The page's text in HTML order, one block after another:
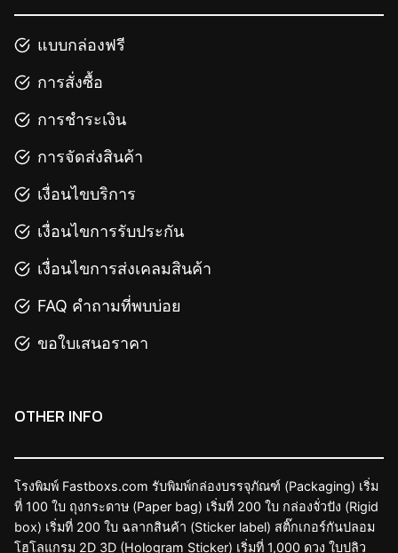
แบบกล่องฟรี
การสั่งซื้อ
การชำระเงิน
การจัดส่งสินค้า
เงื่อนไขบริการ
เงื่อนไขการรับประกัน
เงื่อนไขการส่งเคลมสินค้า
FAQ คำถามที่พบบ่อย
ขอใบเสนอราคา
OTHER INFO
โรงพิมพ์ Fastboxs.com รับพิมพ์กล่องบรรจุภัณฑ์ (Packaging) เริ่ม
ที่ 100 ใบ ถุงกระดาษ (Paper bag) เริ่มที่ 200 ใบ กล่องจั่วปัง (Rigid
box) เริ่มที่ 200 ใบ ฉลากสินค้า (Sticker label) สติ๊กเกอร์กันปลอม
โฮโลแกรม 2D 3D (Hologram Sticker) เริ่มที่ 1,000 ดวง ใบปลิว